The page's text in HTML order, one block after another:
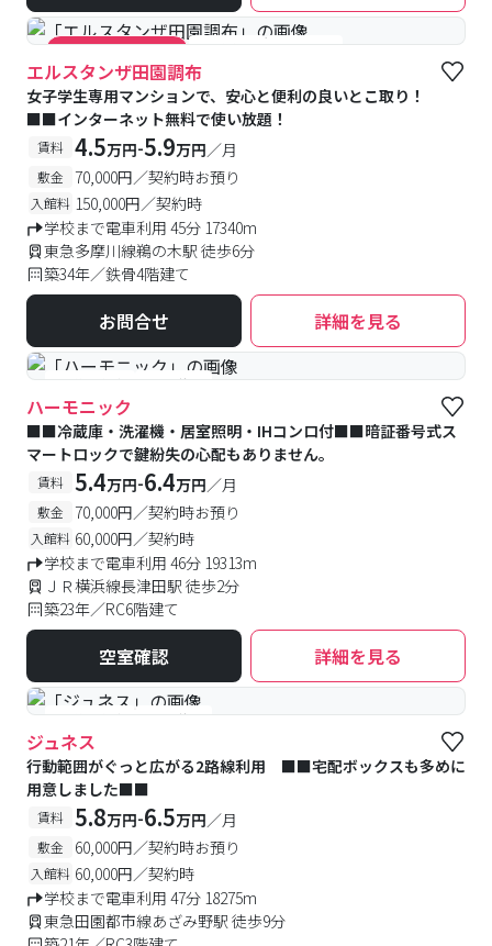
#キャンペーン実施中 #食事付き #女性専用
エルスタンザ田園調布
女子学生専用マンションで、安心と便利の良いとこ取り！
■■インターネット無料で使い放題！
賃料 4.5万円-5.9万円／月
敷金 70,000円／契約時お預り
入館料 150,000円／契約時
学校まで電車利用 45分 17340m
東急多摩川線鵜の木駅 徒歩6分
築34年／鉄骨4階建て
お問合せ 詳細を見る
#予約受付中 #空室待ち
ハーモニック
■■冷蔵庫・洗濯機・居室照明・IHコンロ付■■暗証番号式ス
マートロックで鍵紛失の心配もありません。
賃料 5.4万円-6.4万円／月
敷金 70,000円／契約時お預り
入館料 60,000円／契約時
学校まで電車利用 46分 19313m
ＪＲ横浜線長津田駅 徒歩2分
築23年／RC6階建て
空室確認 詳細を見る
#予約受付中 #空室待ち
ジュネス
行動範囲がぐっと広がる2路線利用 ■■宅配ボックスも多めに
用意しました■■
賃料 5.8万円-6.5万円／月
敷金 60,000円／契約時お預り
入館料 60,000円／契約時
学校まで電車利用 47分 18275m
東急田園都市線あざみ野駅 徒歩9分